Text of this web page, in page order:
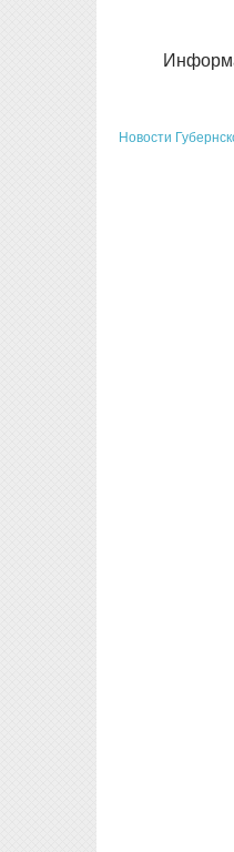
Новости